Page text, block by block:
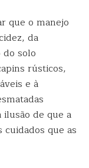
que o manejo
da
solo
rústicos,
e à
de que a
cuidados que as